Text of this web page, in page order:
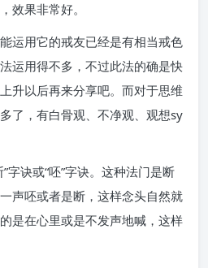
效果非常好。
运用它的戒友已经是有相当戒色
运用得不多，不过此法的确是快
升以后再来分享吧。而对于思维
了，有白骨观、不净观、观想sy
字诀或“呸”字诀。这种法门是断
声呸或者是断，这样念头自然就
是在心里或是不发声地喊，这样